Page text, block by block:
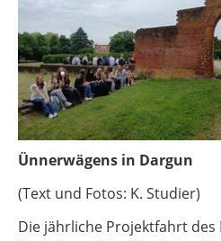
Ünnerwägens in Dargun
(Text und Fotos: K. Studier)
Die jährliche Projektfahrt